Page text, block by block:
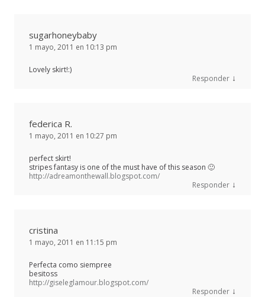
sugarhoneybaby
1 mayo, 2011 en 10:13 pm
Lovely skirt!:)
Responder ↓
federica R.
1 mayo, 2011 en 10:27 pm
perfect skirt!
stripes fantasy is one of the must have of this season 🙂
http://adreamonthewall.blogspot.com/
Responder ↓
cristina
1 mayo, 2011 en 11:15 pm
Perfecta como siempree
besitoss
http://giseleglamour.blogspot.com/
Responder ↓